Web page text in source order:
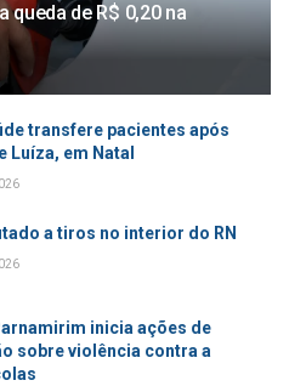
queda de R$ 0,20 na
transfere pacientes após
Luíza, em Natal
a tiros no interior do RN
inicia ações de
sobre violência contra a